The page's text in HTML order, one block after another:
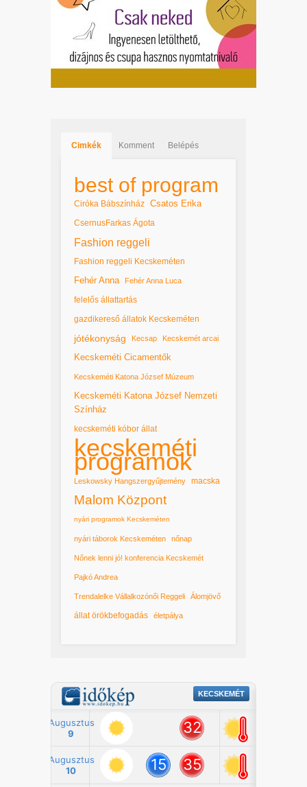
Cimkék Komment Belépés
best of program
Ciróka Bábszínház Csatos Erika
CsernusFarkas Ágota
Fashion reggeli
Fashion reggeli Kecskeméten
Fehér Anna Fehér Anna Luca
felelős állattartás
gazdikereső állatok Kecskeméten
jótékonyság Kecsap Kecskemét arcai
Kecskeméti Cicamentők
Kecskeméti Katona József Múzeum
Kecskeméti Katona József Nemzeti
Színház
kecskeméti kóbor állat
kecskeméti
programok
Leskowsky Hangszergyűjtemény macska
Malom Központ
nyári programok Kecskeméten
nyári táborok Kecskeméten nőnap
Nőnek lenni jó! konferencia Kecskemét
Pajkó Andrea
Trendalelke Vállalkozónői Reggeli Álomjövő
állat örökbefogadás életpálya